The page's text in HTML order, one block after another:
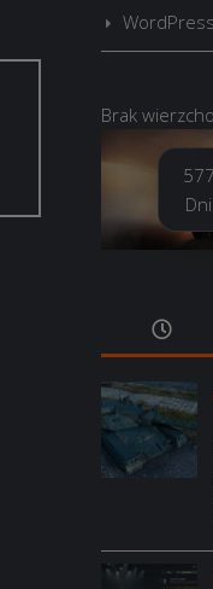
Brak
577
Dni